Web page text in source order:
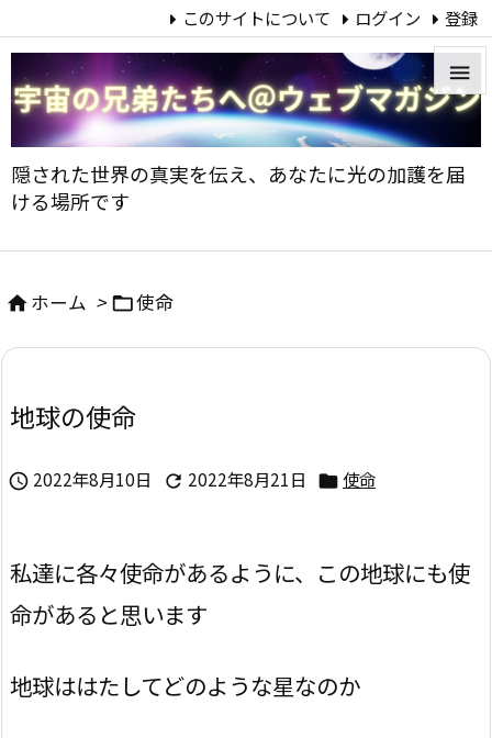
隠された世界の真実を伝え、あなたに光の加護を届
ける場所です


メニ


次へ
このサイトについて ログイン 登録
ホーム > 使命
地球の使命
 2022年8月10日  2022年8月21日  使命
私達に各々使命があるように、この地球にも使
命があると思います
地球ははたしてどのような星なのか